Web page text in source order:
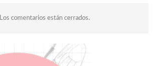
Los comentarios están cerrados.